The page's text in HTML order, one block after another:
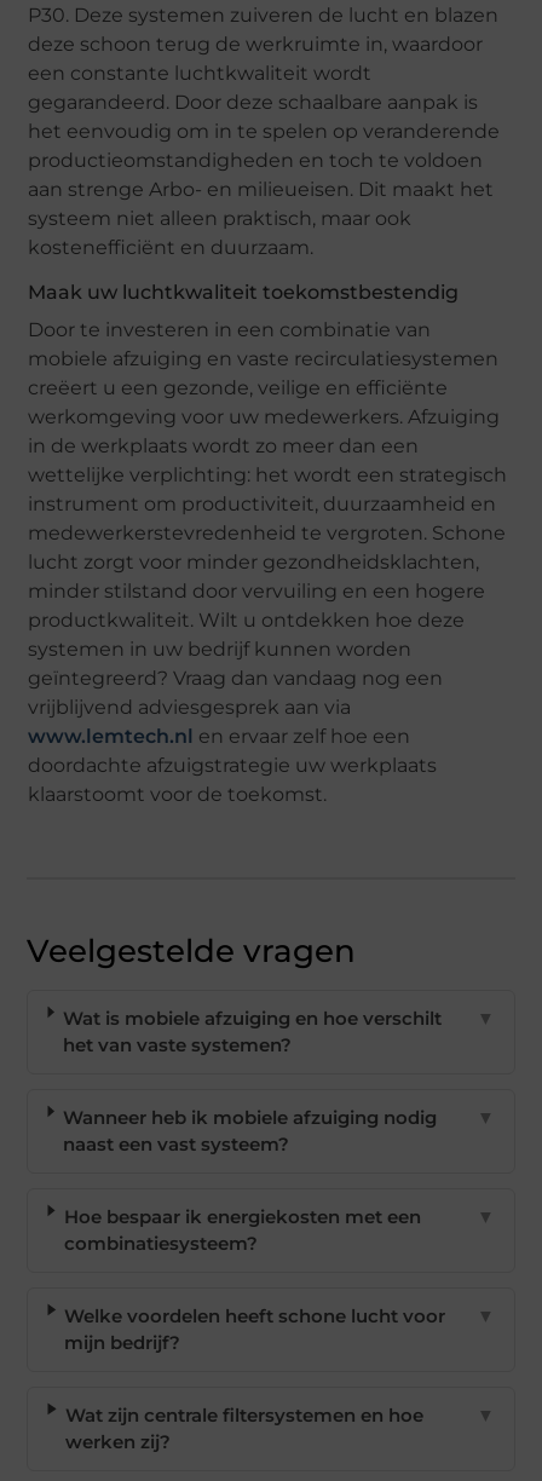
P30. Deze systemen zuiveren de lucht en blazen
deze schoon terug de werkruimte in, waardoor
een constante luchtkwaliteit wordt
gegarandeerd. Door deze schaalbare aanpak is
het eenvoudig om in te spelen op veranderende
productieomstandigheden en toch te voldoen
aan strenge Arbo- en milieueisen. Dit maakt het
systeem niet alleen praktisch, maar ook
kostenefficiënt en duurzaam.
Maak uw luchtkwaliteit toekomstbestendig
Door te investeren in een combinatie van
mobiele afzuiging en vaste recirculatiesystemen
creëert u een gezonde, veilige en efficiënte
werkomgeving voor uw medewerkers. Afzuiging
in de werkplaats wordt zo meer dan een
wettelijke verplichting: het wordt een strategisch
instrument om productiviteit, duurzaamheid en
medewerkerstevredenheid te vergroten. Schone
lucht zorgt voor minder gezondheidsklachten,
minder stilstand door vervuiling en een hogere
productkwaliteit. Wilt u ontdekken hoe deze
systemen in uw bedrijf kunnen worden
geïntegreerd? Vraag dan vandaag nog een
vrijblijvend adviesgesprek aan via
www.lemtech.nl en ervaar zelf hoe een
doordachte afzuigstrategie uw werkplaats
klaarstoomt voor de toekomst.
Veelgestelde vragen
Wat is mobiele afzuiging en hoe verschilt
het van vaste systemen?
▼
Wanneer heb ik mobiele afzuiging nodig
naast een vast systeem?
▼
Hoe bespaar ik energiekosten met een
combinatiesysteem?
▼
Welke voordelen heeft schone lucht voor
mijn bedrijf?
▼
Wat zijn centrale filtersystemen en hoe
werken zij?
▼